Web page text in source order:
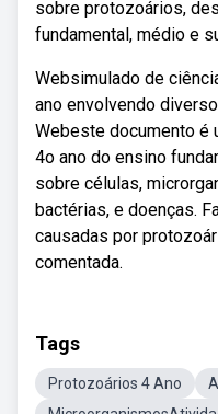
sobre protozoários,
fundamental, médio e
Websimulado de
ano envolvendo
Webeste documento é
4o ano do ensino
sobre células,
bactérias, e doenças.
causadas por
comentada.
Tags
Protozoários 4 Ano